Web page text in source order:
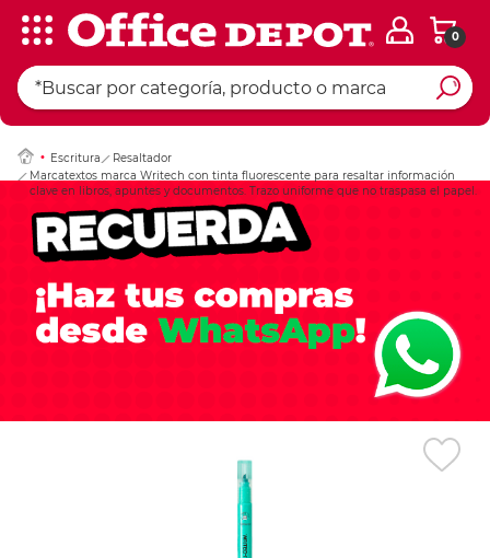
0
Escritura
Resaltador
Marcatextos marca Writech con tinta fluorescente para resaltar información
clave en libros, apuntes y documentos. Trazo uniforme que no traspasa el papel.
Ingresar Codigo